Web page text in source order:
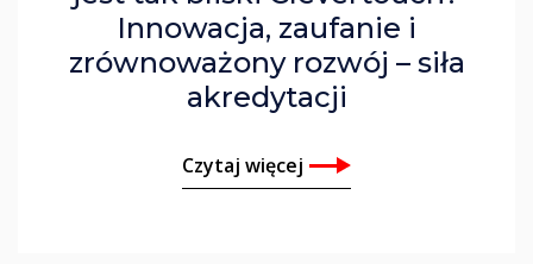
Innowacja, zaufanie i
zrównoważony rozwój – siła
akredytacji
Czytaj więcej